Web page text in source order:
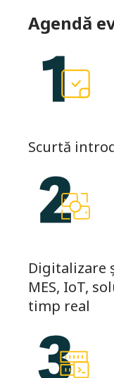
Agendă
Scurtă
Digitalizare
MES, IoT,
timp real